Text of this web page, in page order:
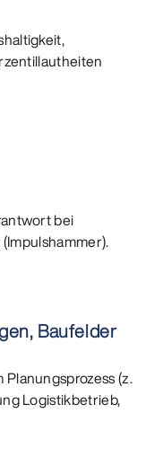
bei
Baufelder
(z.
Logistikbetrieb,